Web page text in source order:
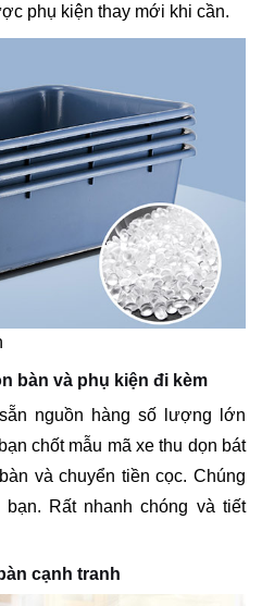
phụ kiện thay mới khi cần.
bàn và phụ kiện đi kèm
nguồn hàng số lượng lớn
chốt mẫu mã xe thu dọn bát
và chuyển tiền cọc. Chúng
Rất nhanh chóng và tiết
cạnh tranh